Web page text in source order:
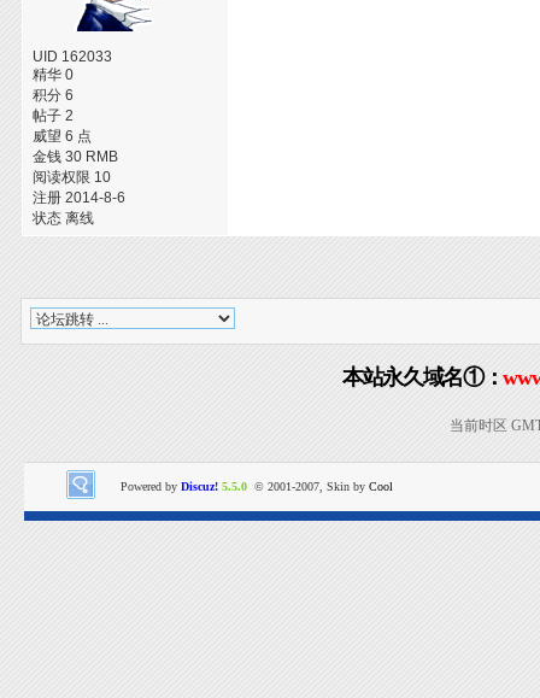
UID 162033
精华 0
积分 6
帖子 2
威望 6 点
金钱 30 RMB
阅读权限 10
注册 2014-8-6
状态 离线
本站永久域名①：
当前时区
Powered by Discuz! 5.5.0 © 2001-2007, Skin by Cool